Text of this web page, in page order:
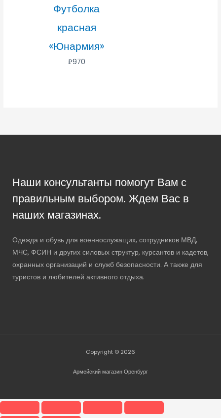
Футболка
красная
«Юнармия»
₽970
Наши консультанты помогут Вам с
правильным выбором. Ждем Вас в
наших магазинах.
Одежда и обувь для военнослужащих, сотрудников МВД,
МЧС, ФСИН и других силовых структур, курсантов и кадетов,
охранных организаций и служб безопасности. А также для
туристов и любителей активного отдыха.
Copyright © 2026
Армейский магазин Оренбург